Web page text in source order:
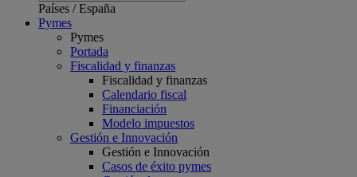
Países /España
Pymes
Pymes
Portada
Fiscalidad y finanzas
Fiscalidad y finanzas
Calendario fiscal
Financiación
Modelo impuestos
Gestión e Innovación
Gestión e Innovación
Casos de éxito pymes